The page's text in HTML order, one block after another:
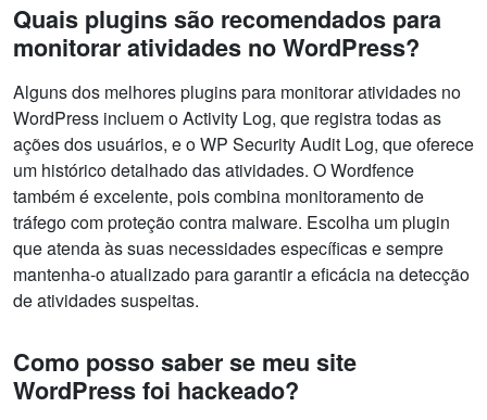
Quais plugins são recomendados para
monitorar atividades no WordPress?
Alguns dos melhores plugins para monitorar atividades no
WordPress incluem o Activity Log, que registra todas as
ações dos usuários, e o WP Security Audit Log, que oferece
um histórico detalhado das atividades. O Wordfence
também é excelente, pois combina monitoramento de
tráfego com proteção contra malware. Escolha um plugin
que atenda às suas necessidades específicas e sempre
mantenha-o atualizado para garantir a eficácia na detecção
de atividades suspeitas.
Como posso saber se meu site
WordPress foi hackeado?